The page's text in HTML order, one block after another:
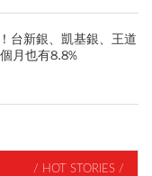
台新銀、凱基銀、王道
月也有8.8%
/ HOT STORIES /